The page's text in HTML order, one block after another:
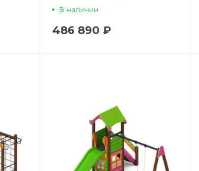
комплекс H=1200
В наличии
486 890 ₽